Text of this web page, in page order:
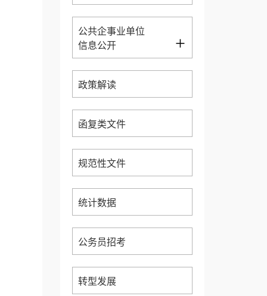
公共企事业单位
信息公开
+
政策解读
函复类文件
规范性文件
统计数据
公务员招考
转型发展